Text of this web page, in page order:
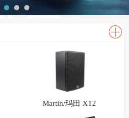
Martin/玛田 X12